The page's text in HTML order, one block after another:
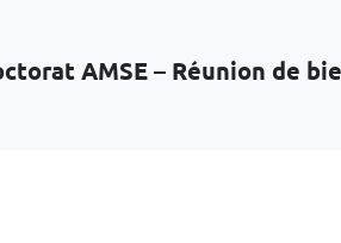
AMSE – Réunion de